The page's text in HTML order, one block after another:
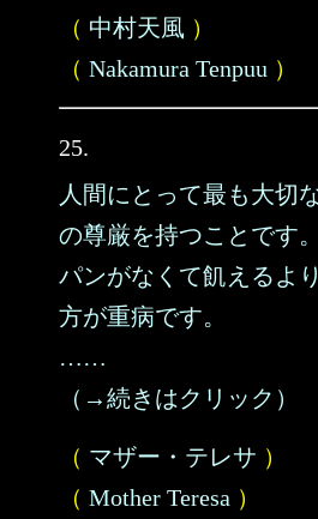
（ 中村天風 ）
（ Nakamura Tenpuu ）
25.
人間にとって最も大切
の尊厳を持つことです。
パンがなくて飢えるよ
方が重病です。
……
（→続きはクリック）
（ マザー・テレサ ）
（ Mother Teresa ）